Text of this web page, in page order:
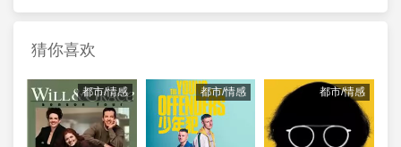
猜你喜欢
都市/情感 都市/情感 都市/情感